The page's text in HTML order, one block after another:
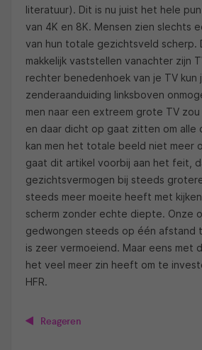
literatuur). Dit is nu juist het hele
van 4K en 8K. Mensen zien slechts
van hun totale gezichtsveld scherp.
makkelijk vaststellen vanachter zijn
rechter benedenhoek van je TV kun
zenderaanduiding linksboven
men naar een extreem grote TV zou
en daar dicht op gaat zitten om alle
kan men het totale beeld niet meer
gaat dit artikel voorbij aan het feit,
gezichtsvermogen bij steeds
steeds meer moeite heeft met
scherm zonder echte diepte. Onze
gedwongen steeds op één afstand
is zeer vermoeiend. Maar eens met
het veel meer zin heeft om te
HFR.
Reageren